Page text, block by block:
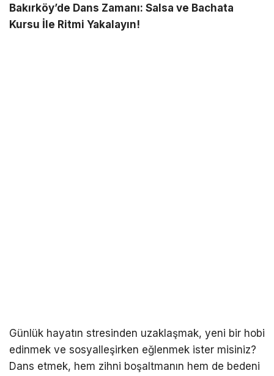
Bakırköy’de Dans Zamanı: Salsa ve Bachata
Kursu İle Ritmi Yakalayın!
Günlük hayatın stresinden uzaklaşmak, yeni bir hobi
edinmek ve sosyalleşirken eğlenmek ister misiniz?
Dans etmek, hem zihni boşaltmanın hem de bedeni